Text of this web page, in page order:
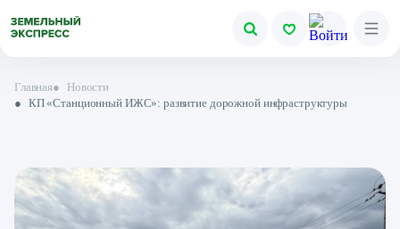
Главная●
Новости
● КП «Станционный ИЖС»: развитие дорожной инфраструктуры